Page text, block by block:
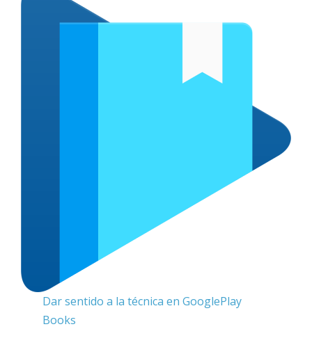
Dar sentido a la técnica en GooglePlay
Books